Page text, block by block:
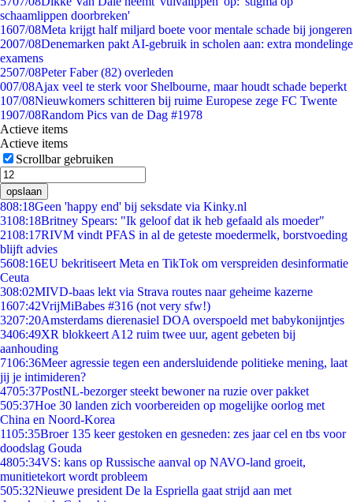
schaamlippen doorbreken'
1607/08Meta krijgt half miljard boete voor mentale schade bij jongeren
2007/08Denemarken pakt AI-gebruik in scholen aan: extra mondelinge
examens
2507/08Peter Faber (82) overleden
007/08Ajax veel te sterk voor Shelbourne, maar houdt schade beperkt
107/08Nieuwkomers schitteren bij ruime Europese zege FC Twente
1907/08Random Pics van de Dag #1978
Actieve items
Actieve items
Scrollbar gebruiken
opslaan
808:18Geen 'happy end' bij seksdate via Kinky.nl
3108:18Britney Spears: "Ik geloof dat ik heb gefaald als moeder"
2108:17RIVM vindt PFAS in al de geteste moedermelk, borstvoeding
blijft advies
5608:16EU bekritiseert Meta en TikTok om verspreiden desinformatie
Ceuta
308:02MIVD-baas lekt via Strava routes naar geheime kazerne
1607:42VrijMiBabes #316 (not very sfw!)
3207:20Amsterdams dierenasiel DOA overspoeld met babykonijntjes
3406:49XR blokkeert A12 ruim twee uur, agent gebeten bij
aanhouding
7106:36Meer agressie tegen een andersluidende politieke mening, laat
jij je intimideren?
4705:37PostNL-bezorger steekt bewoner na ruzie over pakket
505:37Hoe 30 landen zich voorbereiden op mogelijke oorlog met
China en Noord-Korea
1105:35Broer 135 keer gestoken en gesneden: zes jaar cel en tbs voor
doodslag Gouda
4805:34VS: kans op Russische aanval op NAVO-land groeit,
munitietekort wordt probleem
505:32Nieuwe president De la Espriella gaat strijd aan met